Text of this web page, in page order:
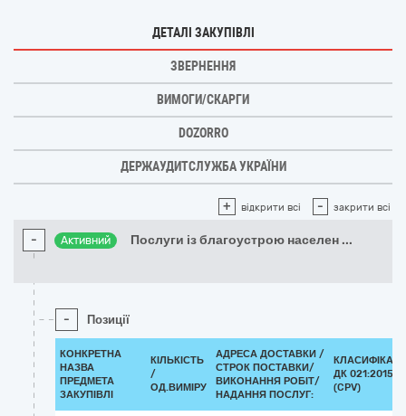
ДЕТАЛІ ЗАКУПІВЛІ
ЗВЕРНЕННЯ
ВИМОГИ/СКАРГИ
DOZORRO
ДЕРЖАУДИТСЛУЖБА УКРАЇНИ
+ відкрити всі - закрити всі
- Активний Послуги із благоустрою населен ...
- Позиції
КОНКРЕТНА
НАЗВА
ПРЕДМЕТА
ЗАКУПІВЛІ
КІЛЬКІСТЬ
/
ОД.ВИМІРУ
АДРЕСА ДОСТАВКИ /
СТРОК ПОСТАВКИ/
ВИКОНАННЯ РОБІТ/
НАДАННЯ ПОСЛУГ:
ДК 021:2015
(CPV)